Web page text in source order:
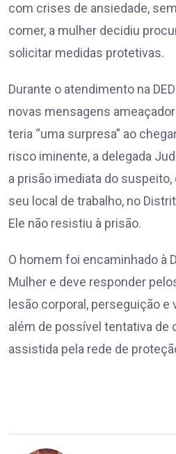
com crises de ansiedade,
comer, a mulher decidiu
solicitar medidas protetivas.
Durante o atendimento na
novas mensagens
teria “uma surpresa” ao
risco iminente, a delegada
a prisão imediata do
seu local de trabalho, no
Ele não resistiu à prisão.
O homem foi encaminhado à
Mulher e deve responder
lesão corporal, perseguição
além de possível tentativa de
assistida pela rede de